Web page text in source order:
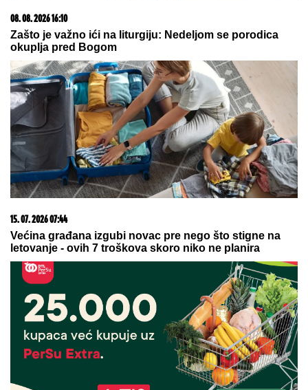
06. 08. 2026 09:39
Marija (3) se igrala u dvorištu i samo je nestala: Posle
42 godine otac je pronašao, zanemeo je kada je saznao
gde je bila
07. 08. 2026 09:14
Сазнања „Политике”: Црна Гора следећа у војном
савезу Загреба, Тиране и Приштине
20. 07. 2026 08:04
REGISTRUJ SE UZ PROMO KOD CASINO Preuzmi
1500 BESPLATNIH SPINOVA